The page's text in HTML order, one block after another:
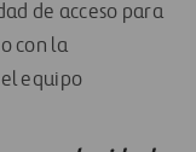
de acceso para
con la
equipo